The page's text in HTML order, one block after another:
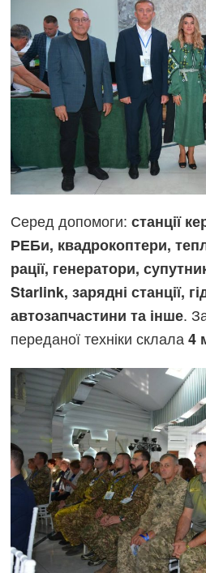
Серед допомоги:станції
РЕБи, квадрокоптери,
рації, генератори,
Starlink, зарядні станції,
автозапчастини та інше.
переданої техніки склала4